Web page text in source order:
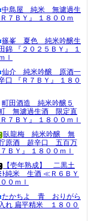
中島屋 純米 無濾過生
７ＢＹ』 １８００ｍ
篠峯 夏色 純米吟醸生
『２０２５ＢＹ』 １
ｌ
仙介 純米吟醸 原酒一
『Ｒ７ＢＹ』 １８０
町田酒造 純米吟醸５
無濾過生酒 限定直
７ＢＹ』 １８００ｍｌ
臥龍梅 純米吟醸 無
原酒 超辛口 五百万
ＢＹ』 １８００ｍｌ
【壱年熟成】 二黒土
純米 生酒 ≪Ｒ６ＢＹ
０ｍｌ
たかちよ 青 おりがら
れ 扁平精米 １８００